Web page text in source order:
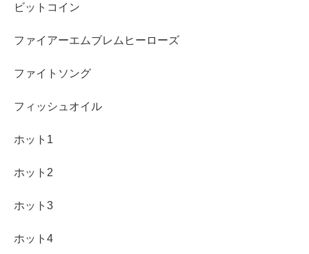
ビットコイン
ファイアーエムブレムヒーローズ
ファイトソング
フィッシュオイル
ホット1
ホット2
ホット3
ホット4